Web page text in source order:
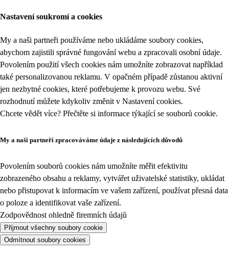
Nastavení soukromí a cookies
My a naši partneři používáme nebo ukládáme soubory cookies,
abychom zajistili správné fungování webu a zpracovali osobní údaje.
Povolením použití všech cookies nám umožníte zobrazovat například
také personalizovanou reklamu. V opačném případě zůstanou aktivní
jen nezbytné cookies, které potřebujeme k provozu webu. Své
rozhodnutí můžete kdykoliv změnit v Nastavení cookies.
Chcete vědět více? Přečtěte si informace týkající se souborů cookie.
My a naši partneři zpracováváme údaje z následujících důvodů
Povolením souborů cookies nám umožníte měřit efektivitu
zobrazeného obsahu a reklamy, vytvářet uživatelské statistiky, ukládat
nebo přistupovat k informacím ve vašem zařízení, používat přesná data
o poloze a identifikovat vaše zařízení.
Zodpovědnost ohledně firemních údajů
Přijmout všechny soubory cookie
Odmítnout soubory cookies